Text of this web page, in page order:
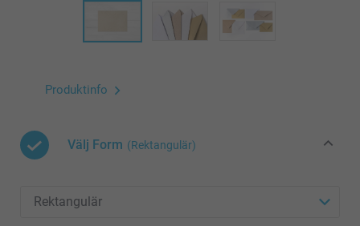
Produktinfo
Välj Form (Rektangulär)